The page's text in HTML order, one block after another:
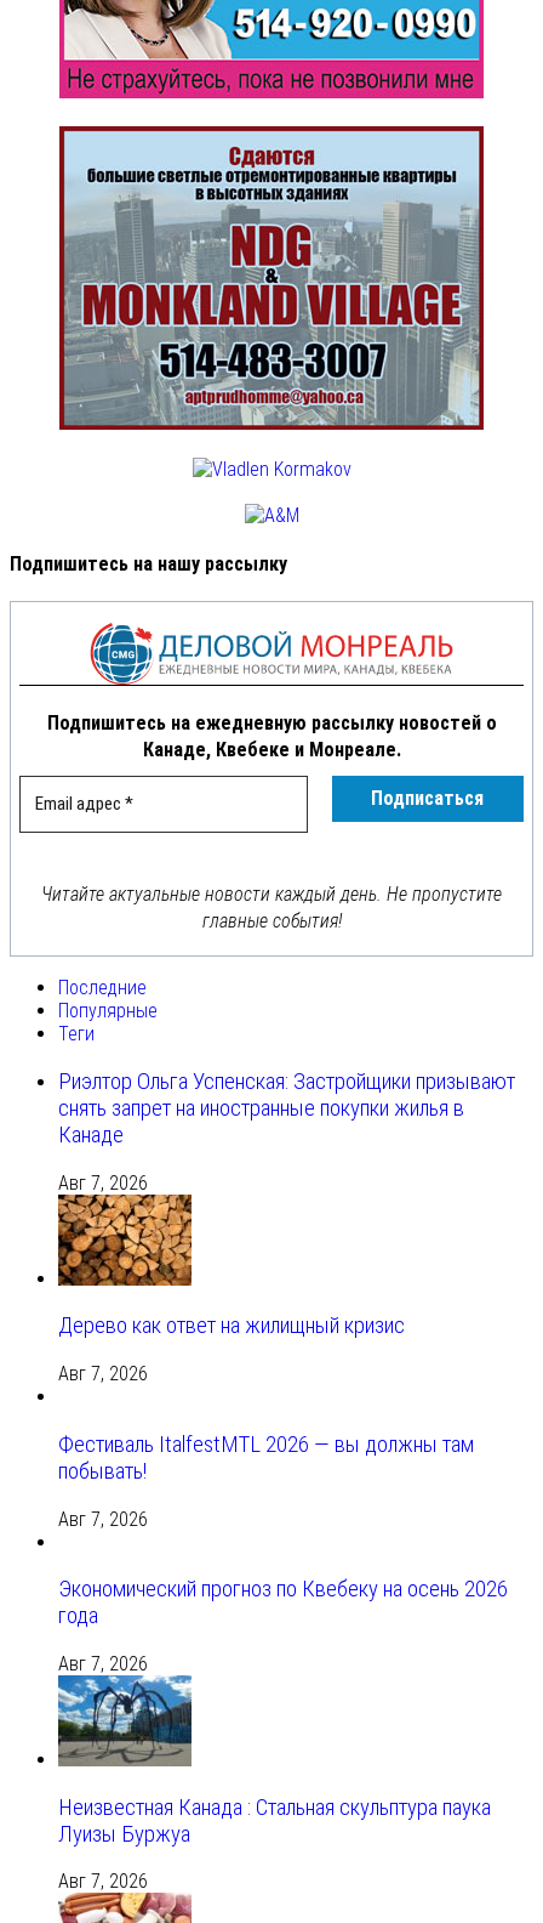
Подпишитесь на нашу рассылку
Подпишитесь на ежедневную рассылку новостей о
Канаде, Квебеке и Монреале.
Читайте актуальные новости каждый день. Не пропустите
главные события!
Последние
Популярные
Теги
Риэлтор Ольга Успенская: Застройщики призывают
снять запрет на иностранные покупки жилья в
Канаде
Авг 7, 2026
Дерево как ответ на жилищный кризис
Авг 7, 2026
Фестиваль ItalfestMTL 2026 — вы должны там
побывать!
Авг 7, 2026
Экономический прогноз по Квебеку на осень 2026
года
Авг 7, 2026
Неизвестная Канада : Стальная скульптура паука
Луизы Буржуа
Авг 7, 2026